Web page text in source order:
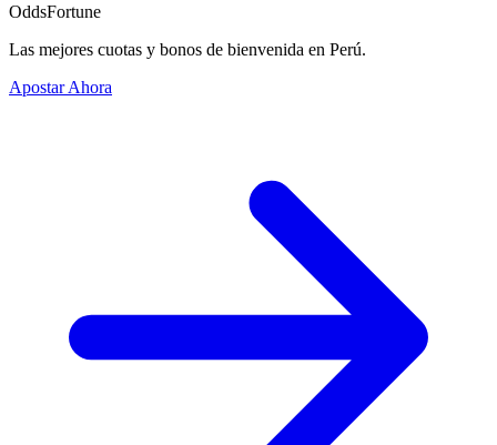
OddsFortune
Las mejores cuotas y bonos de bienvenida en Perú.
Apostar Ahora